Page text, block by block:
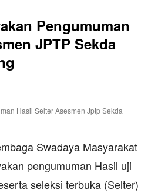
Pengumuman
JPTP Sekda
Swadaya Masyarakat
pengumuman Hasil uji
seleksi terbuka (Selter)